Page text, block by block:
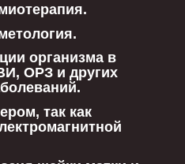
организма в
ОРЗ и других
так как